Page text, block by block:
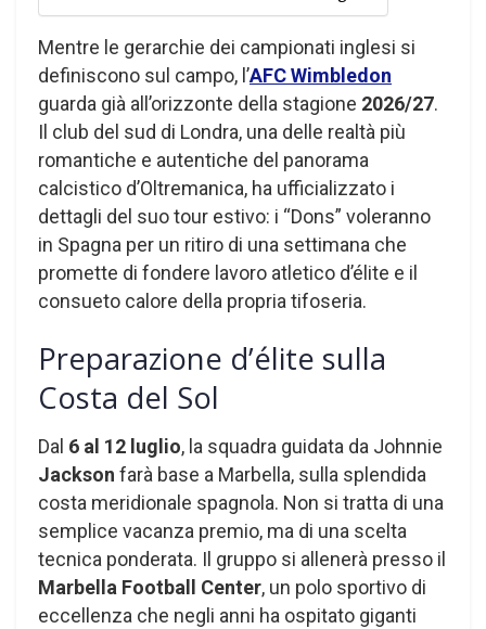
Mentre le gerarchie dei campionati inglesi si
definiscono sul campo, l’AFC Wimbledon
guarda già all’orizzonte della stagione 2026/27.
Il club del sud di Londra, una delle realtà più
romantiche e autentiche del panorama
calcistico d’Oltremanica, ha ufficializzato i
dettagli del suo tour estivo: i “Dons” voleranno
in Spagna per un ritiro di una settimana che
promette di fondere lavoro atletico d’élite e il
consueto calore della propria tifoseria.
Preparazione d’élite sulla
Costa del Sol
Dal 6 al 12 luglio, la squadra guidata da Johnnie
Jackson farà base a Marbella, sulla splendida
costa meridionale spagnola. Non si tratta di una
semplice vacanza premio, ma di una scelta
tecnica ponderata. Il gruppo si allenerà presso il
Marbella Football Center, un polo sportivo di
eccellenza che negli anni ha ospitato giganti